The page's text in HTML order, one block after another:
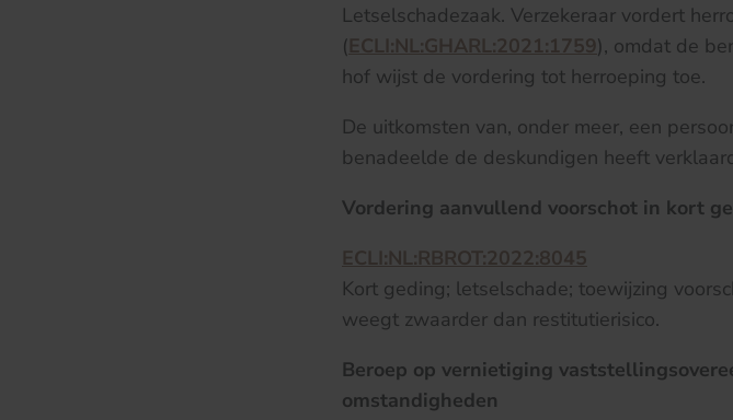
Letselschadezaak. Verzekeraar vordert
(ECLI:NL:GHARL:2021:1759), omdat de
hof wijst de vordering tot herroeping toe.
De uitkomsten van, onder meer, een
benadeelde de deskundigen heeft
Vordering aanvullend voorschot in kort
ECLI:NL:RBROT:2022:8045
Kort geding; letselschade; toewijzing
weegt zwaarder dan restitutierisico.
Beroep op vernietiging
omstandigheden